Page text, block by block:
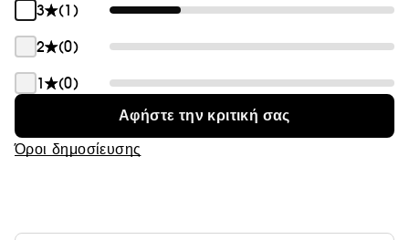
3
(1)
2
(0)
1
(0)
Αφήστε την κριτική σας
Όροι δημοσίευσης